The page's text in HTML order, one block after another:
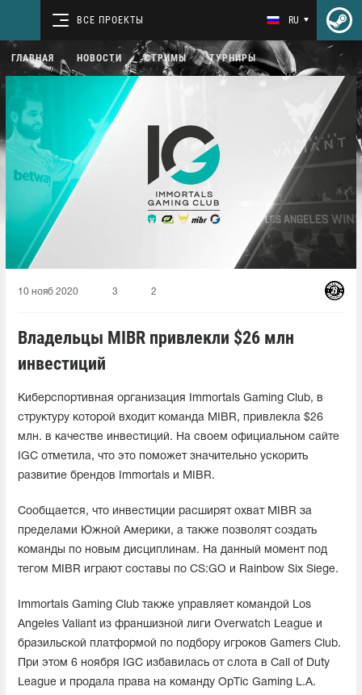
ВСЕ ПРОЕКТЫ RU
ГЛАВНАЯ НОВОСТИ СТРИМЫ ТУРНИРЫ
10 нояб 2020 3 2
Владельцы MIBR привлекли $26 млн
инвестиций
Киберспортивная организация Immortals Gaming Club, в
структуру которой входит команда MIBR, привлекла $26
млн. в качестве инвестиций. На своем официальном сайте
IGC отметила, что это поможет значительно ускорить
развитие брендов Immortals и MIBR.
Сообщается, что инвестиции расширят охват MIBR за
пределами Южной Америки, а также позволят создать
команды по новым дисциплинам. На данный момент под
тегом MIBR играют составы по CS:GO и Rainbow Six Siege.
Immortals Gaming Club также управляет командой Los
Angeles Valiant из франшизной лиги Overwatch League и
бразильской платформой по подбору игроков Gamers Club.
При этом 6 ноября IGC избавилась от слота в Call of Duty
League и продала права на команду OpTic Gaming L.A.